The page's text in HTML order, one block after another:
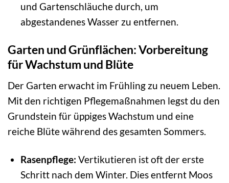
und Gartenschläuche durch, um
abgestandenes Wasser zu entfernen.
Garten und Grünflächen: Vorbereitung
für Wachstum und Blüte
Der Garten erwacht im Frühling zu neuem Leben.
Mit den richtigen Pflegemaßnahmen legst du den
Grundstein für üppiges Wachstum und eine
reiche Blüte während des gesamten Sommers.
Rasenpflege: Vertikutieren ist oft der erste
Schritt nach dem Winter. Dies entfernt Moos